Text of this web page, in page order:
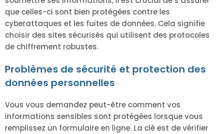
que celles-ci sont bien protégées contre les
cyberattaques et les fuites de données. Cela signifie
choisir des sites sécurisés qui utilisent des protocoles
de chiffrement robustes.
Problèmes de sécurité et protection des
données personnelles
Vous vous demandez peut-être comment vos
informations sensibles sont protégées lorsque vous
remplissez un formulaire en ligne. La clé est de vérifier